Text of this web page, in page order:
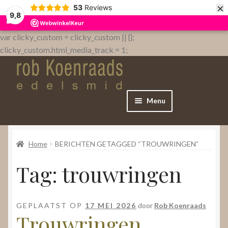
9,8
53 Reviews ×
var clicky_custom = clicky_custom || {};
clicky_custom.html_media_track = 1;
Menu
Home
Over
Contact
Home BERICHTEN GETAGGED “TROUWRINGEN”
Tag: trouwringen
GEPLAATST OP 17 MEI 2026 door Rob Koenraads